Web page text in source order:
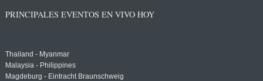
PRINCIPALES EVENTOS EN VIVO HOY
Thailand - Myanmar
Malaysia - Philippines
Magdeburg - Eintracht Braunschweig